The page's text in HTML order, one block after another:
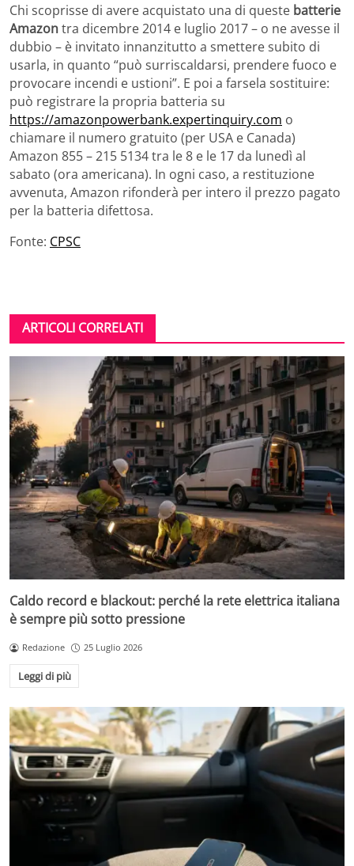
Chi scoprisse di avere acquistato una di queste batterie
Amazontra dicembre 2014 e luglio 2017 – o ne avesse il
dubbio – è invitato innanzitutto a smettere subito di
usarla, in quanto “può surriscaldarsi, prendere fuoco e
provocare incendi e ustioni”. E poi a farsela sostituire:
può registrare la propria batteria su
https://amazonpowerbank.expertinquiry.com o
chiamare il numero gratuito (per USA e Canada)
Amazon 855 – 215 5134 tra le 8 e le 17 da lunedì al
sabato (ora americana). In ogni caso, a restituzione
avvenuta, Amazon rifonderà per intero il prezzo pagato
per la batteria difettosa.
Fonte: CPSC
ARTICOLI CORRELATI
Caldo record e blackout: perché la rete elettrica italiana
è sempre più sotto pressione
Redazione 25 Luglio 2026
Leggi di più